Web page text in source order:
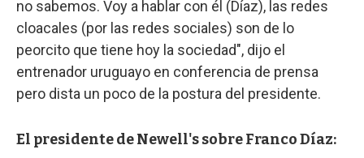
no sabemos. Voy a hablar con él (Díaz), las redes
cloacales (por las redes sociales) son de lo
peorcito que tiene hoy la sociedad", dijo el
entrenador uruguayo en conferencia de prensa
pero dista un poco de la postura del presidente.
El presidente de Newell's sobre Franco Díaz: